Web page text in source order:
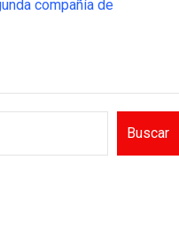
compañía de
Buscar